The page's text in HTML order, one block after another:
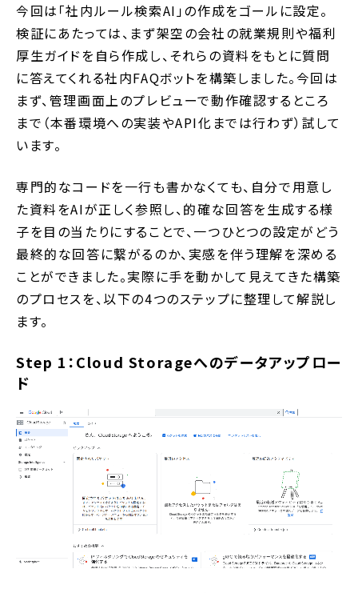
今回は「社内ルール検索AI」の作成をゴールに設定。
検証にあたっては、まず架空の会社の就業規則や福利
厚生ガイドを自ら作成し、それらの資料をもとに質問
に答えてくれる社内FAQボットを構築しました。今回は
まず、管理画面上のプレビューで動作確認するところ
まで（本番環境への実装やAPI化までは行わず）試して
います。
専門的なコードを一行も書かなくても、自分で用意し
た資料をAIが正しく参照し、的確な回答を生成する様
子を目の当たりにすることで、一つひとつの設定がどう
最終的な回答に繋がるのか、実感を伴う理解を深める
ことができました。実際に手を動かして見えてきた構築
のプロセスを、以下の4つのステップに整理して解説し
ます。
Step 1：Cloud Storageへのデータアップロー
ド